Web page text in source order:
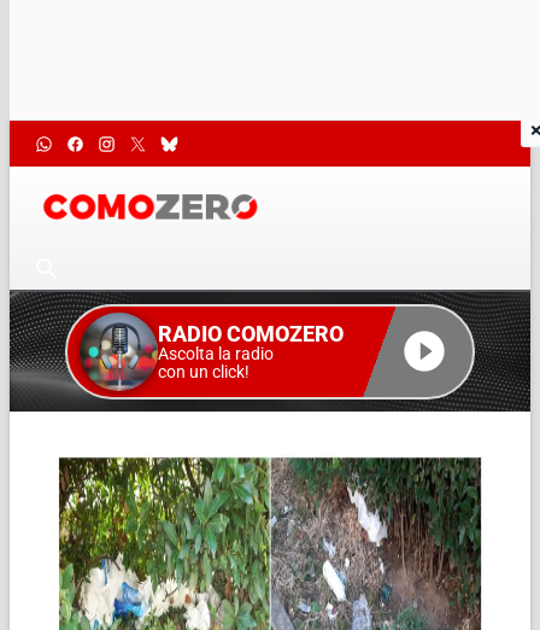
RADIO COMOZERO
Ascolta la radio
con un click!